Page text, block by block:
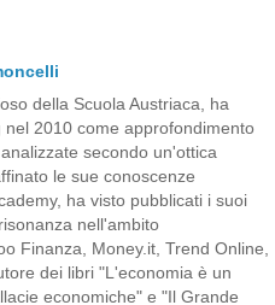
della Scuola Austriaca, ha
2010 come approfondimento
secondo un'ottica
le sue conoscenze
ha visto pubblicati i suoi
nell'ambito
Finanza, Money.it, Trend Online,
dei libri "L'economia è un
economiche" e "Il Grande